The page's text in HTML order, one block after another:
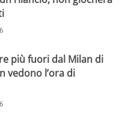
più fuori dal Milan di
vedono l’ora di